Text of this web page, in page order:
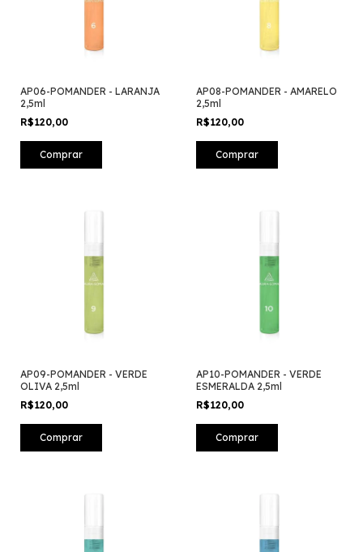
AP06-POMANDER - LARANJA
2,5ml
R$120,00
AP08-POMANDER - AMARELO
2,5ml
R$120,00
AP09-POMANDER - VERDE
OLIVA 2,5ml
R$120,00
AP10-POMANDER - VERDE
ESMERALDA 2,5ml
R$120,00